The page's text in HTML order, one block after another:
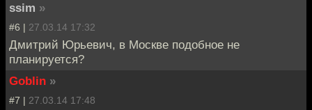
ssim »
#6 | 27.03.14 17:32
Дмитрий Юрьевич, в Москве подобное не
планируется?
Goblin »
#7 | 27.03.14 17:48